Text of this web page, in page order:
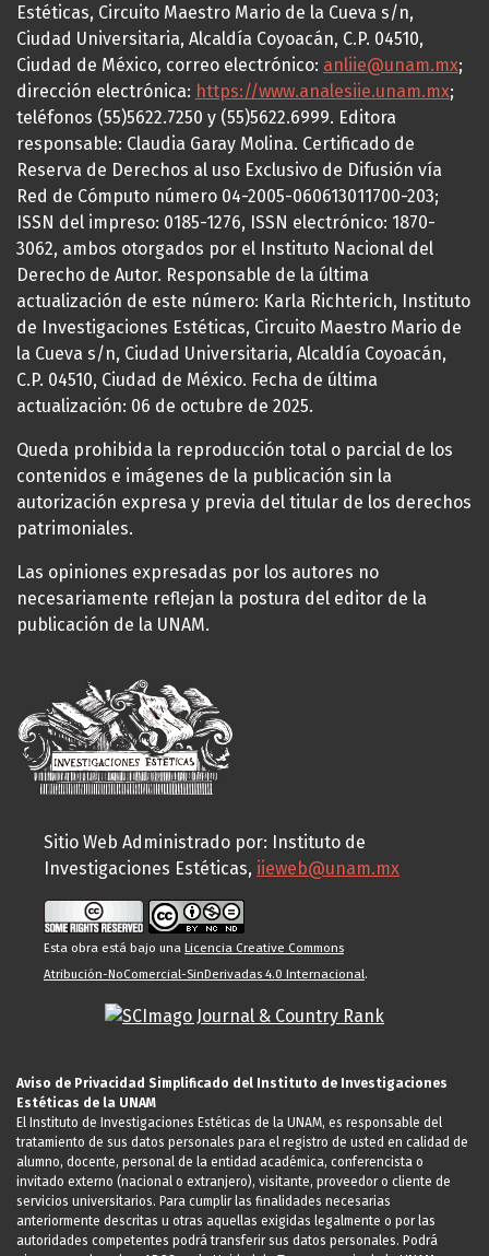
Estéticas, Circuito Maestro Mario de la Cueva s/n,
Ciudad Universitaria, Alcaldía Coyoacán, C.P. 04510,
Ciudad de México, correo electrónico: anliie@unam.mx;
dirección electrónica: https://www.analesiie.unam.mx;
teléfonos (55)5622.7250 y (55)5622.6999. Editora
responsable: Claudia Garay Molina. Certificado de
Reserva de Derechos al uso Exclusivo de Difusión vía
Red de Cómputo número 04-2005-060613011700-203;
ISSN del impreso: 0185-1276, ISSN electrónico: 1870-
3062, ambos otorgados por el Instituto Nacional del
Derecho de Autor. Responsable de la última
actualización de este número: Karla Richterich, Instituto
de Investigaciones Estéticas, Circuito Maestro Mario de
la Cueva s/n, Ciudad Universitaria, Alcaldía Coyoacán,
C.P. 04510, Ciudad de México. Fecha de última
actualización: 06 de octubre de 2025.
Queda prohibida la reproducción total o parcial de los
contenidos e imágenes de la publicación sin la
autorización expresa y previa del titular de los derechos
patrimoniales.
Las opiniones expresadas por los autores no
necesariamente reflejan la postura del editor de la
publicación de la UNAM.
Sitio Web Administrado por: Instituto de
Investigaciones Estéticas, iieweb@unam.mx
Esta obra está bajo una Licencia Creative Commons
Atribución-NoComercial-SinDerivadas 4.0 Internacional.
Aviso de Privacidad Simplificado del Instituto de Investigaciones
Estéticas de la UNAM
El Instituto de Investigaciones Estéticas de la UNAM, es responsable del
tratamiento de sus datos personales para el registro de usted en calidad de
alumno, docente, personal de la entidad académica, conferencista o
invitado externo (nacional o extranjero), visitante, proveedor o cliente de
servicios universitarios. Para cumplir las finalidades necesarias
anteriormente descritas u otras aquellas exigidas legalmente o por las
autoridades competentes podrá transferir sus datos personales. Podrá